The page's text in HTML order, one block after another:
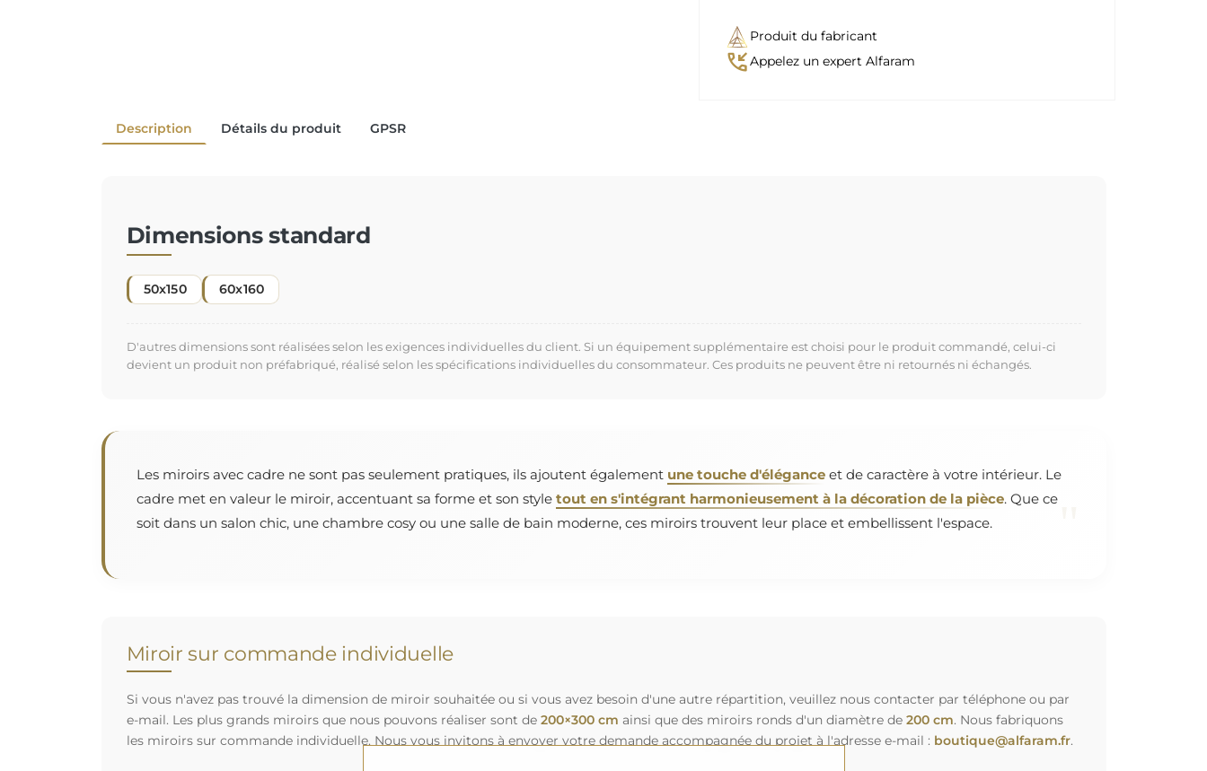
Produit du fabricant
phone_callbackAppelez un expert Alfaram
Description Détails du produit GPSR
Dimensions standard
50x150 60x160
D'autres dimensions sont réalisées selon les exigences individuelles du client. Si un équipement supplémentaire est choisi pour le produit commandé, celui-ci
devient un produit non préfabriqué, réalisé selon les spécifications individuelles du consommateur. Ces produits ne peuvent être ni retournés ni échangés.
Les miroirs avec cadre ne sont pas seulement pratiques, ils ajoutent également une touche d'éléganceet de caractère à votre intérieur. Le
cadre met en valeur le miroir, accentuant sa forme et son style tout en s'intégrant harmonieusement à la décoration de la pièce. Que ce
soit dans un salon chic, une chambre cosy ou une salle de bain moderne, ces miroirs trouvent leur place et embellissent l'espace.
Miroir sur commande individuelle
Si vous n'avez pas trouvé la dimension de miroir souhaitée ou si vous avez besoin d'une autre répartition, veuillez nous contacter par téléphone ou par
e-mail. Les plus grands miroirs que nous pouvons réaliser sont de 200×300 cm ainsi que des miroirs ronds d'un diamètre de 200 cm. Nous fabriquons
les miroirs sur commande individuelle. Nous vous invitons à envoyer votre demande accompagnée du projet à l'adresse e-mail : boutique@alfaram.fr.